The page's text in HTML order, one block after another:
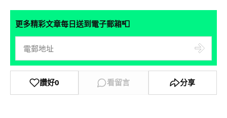
更多精彩文章每日送到電子郵箱📮
讚好0 看留言 分享